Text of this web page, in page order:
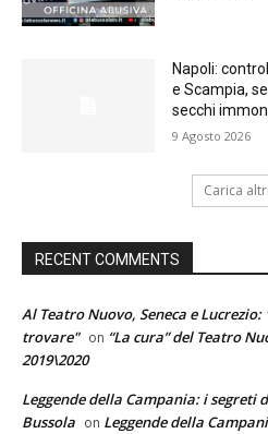
Napoli:
e Scampia,
secchi
9 Agosto 2026
Carica altri
RECENT COMMENTS
Al Teatro Nuovo, Seneca e
trovare" on “La cura” del Teatro
2019\2020
Leggende della Campania: i segreti
Bussola on Leggende della